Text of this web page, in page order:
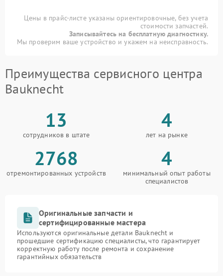
Цены в прайс-листе указаны ориентировочные, без учета
стоимости запчастей.
Записывайтесь на бесплатную диагностику.
Мы проверим ваше устройство и укажем на неисправность.
Преимущества сервисного центра
Bauknecht
13
сотрудников в штате
4
лет на рынке
2768
отремонтированных устройств
4
минимальный опыт работы
специалистов
Оригинальные запчасти и
сертифицированные мастера
Используются оригинальные детали Bauknecht и
прошедшие сертификацию специалисты, что гарантирует
корректную работу после ремонта и сохранение
гарантийных обязательств